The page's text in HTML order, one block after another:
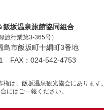
飯坂温泉旅館協同組合
旅行業第3-365号）
島市飯坂町十綱町3番地
FAX：024-542-4753
は、飯坂温泉観光協会にあります。
にはご一報ください。